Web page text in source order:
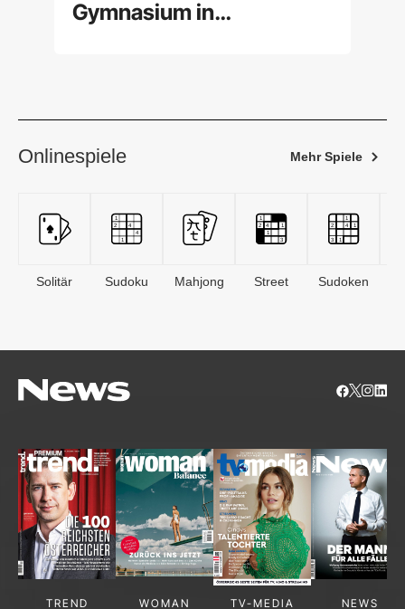
Gymnasium in
Onlinespiele Mehr Spiele
Solitär Sudoku Mahjong Street Sudoken
TREND WOMAN TV-MEDIA NEWS